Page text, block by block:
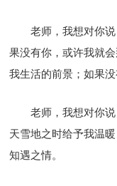
老师，我想对你
果没有你，或许我就
我生活的前景；如果
老师，我想对你
天雪地之时给予我温
知遇之情。